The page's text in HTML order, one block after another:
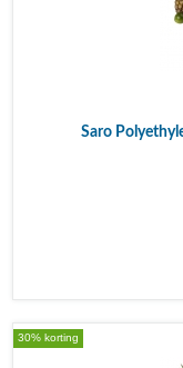
Saro
30% korting